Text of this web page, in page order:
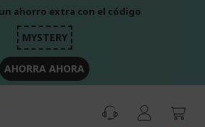
ahorro extra con el código
MYSTERY
AHORRA AHORA